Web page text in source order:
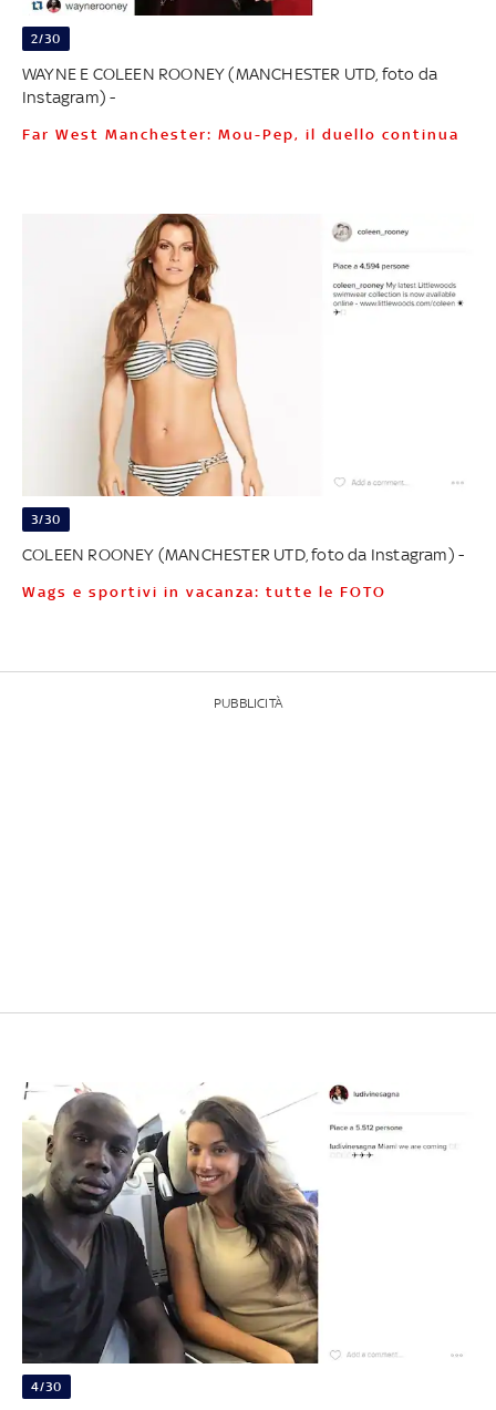
2/30
WAYNE E COLEEN ROONEY (MANCHESTER UTD, foto da
Instagram) -
Far West Manchester: Mou-Pep, il duello continua
3/30
COLEEN ROONEY (MANCHESTER UTD, foto da Instagram) -
Wags e sportivi in vacanza: tutte le FOTO
PUBBLICITÀ
4/30